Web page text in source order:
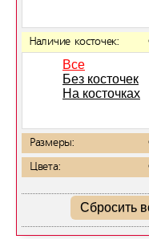
Наличие косточек:
Все
Без косточек
На косточках
Размеры:
Цвета:
Сбросить